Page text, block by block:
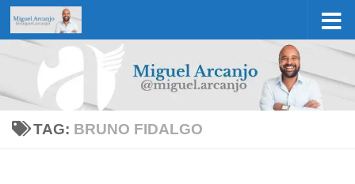
Skip to content
TAG: BRUNO FIDALGO